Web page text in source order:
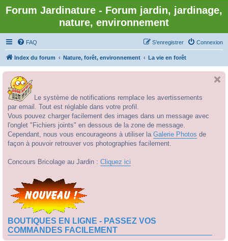
Forum Jardinature - Forum jardin, jardinage,
nature, environnement
FAQ Connexion
S’enregistrer
Index du forum Nature, forêt, environnement La vie en forêt
Le système de notifications remplace les avertissements
par email. Tout est réglable dans votre profil.
Vous pouvez charger facilement des images dans un message avec
l'onglet "Fichiers joints" en dessous de la zone de message.
Cependant, nous vous encourageons à utiliser la Galerie Photos de
façon à pouvoir retrouver vos photographies facilement.
Concours Bricolage au Jardin : Cliquez ici
BOUTIQUES EN LIGNE - PASSEZ VOS
COMMANDES FACILEMENT